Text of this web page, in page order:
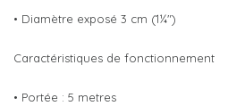
• Diamètre exposé 3 cm (1¼")
Caractéristiques de fonctionnement
• Portée : 5 metres